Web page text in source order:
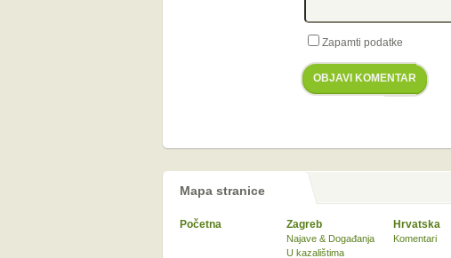
Zapamti podatke
OBJAVI KOMENTAR
Mapa stranice
Početna Zagreb
Najave & Događanja
U kazalištima
Hrvatska
Komentari